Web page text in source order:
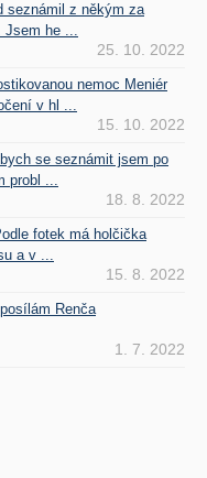
seznámil z někým za
Jsem he ...
25. 10. 2022
nemoc Meniér
v hl ...
15. 10. 2022
se seznámit jsem po
probl ...
18. 8. 2022
fotek má holčička
a v ...
15. 8. 2022
Renča
1. 7. 2022